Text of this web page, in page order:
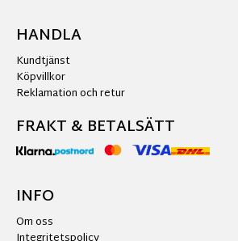
HANDLA
Kundtjänst
Köpvillkor
Reklamation och retur
FRAKT & BETALSÄTT
INFO
Om oss